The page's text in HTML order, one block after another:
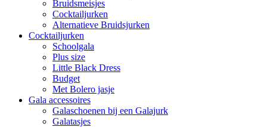
Bruidsmeisjes
Cocktailjurken
Alternatieve Bruidsjurken
Cocktailjurken
Schoolgala
Plus size
Little Black Dress
Budget
Met Bolero jasje
Gala accessoires
Galaschoenen bij een Galajurk
Galatasjes